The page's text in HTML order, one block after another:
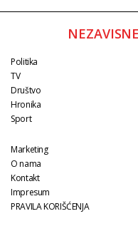
Politika
TV
Društvo
Hronika
Sport
Marketing
O nama
Kontakt
Impresum
PRAVILA KORIŠĆENJA